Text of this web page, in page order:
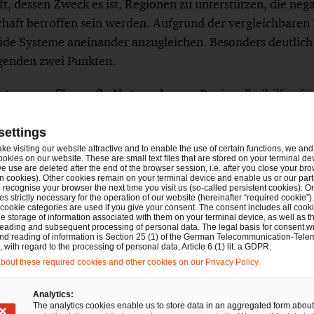
dessen Zweck es ist, Regionen zu unterstützen, die
betroffen sein werden. Aufgrund der vergleichbaren
Systeme aneinander anzugleichen. Besonders
zwei Punkten.
für große Unternehmen:Regionalbeihilfen
als nicht mit dem Binnenmarkt vereinbar
haben. Für den Nachweis des Anreizeffektes ist –
2020 – erforderlich, dass die Regionalbeihilfe für
der Produktion einer Betriebsstätte durch
zur grundlegenden Änderung des gesamten
betroffenen Produkte gewährt werden.
erfüllt werden:
muss eine Erstinvestition in einem Gebiet betreffen, das
dem JTF in Betracht kommt und in einem C-
100 % des Durchschnitts der EU-27 liegt;
visiting our website attractive and to enable the use of certain functions, we
on our website. These are small text files that are stored on your terminal
use are deleted after the end of the browser session, i.e. after you close your
cookies). Other cookies remain on your terminal device and enable us or our
recognise your browser the next time you visit us (so-called persistent cookies).
strictly necessary for the operation of our website (hereinafter “required
categories are used if you give your consent. The consent includes all
storage of information associated with them on your terminal device, as well as
and subsequent processing of personal data. The legal basis for consent
reading of information is Section 25 (1) of the German Telecommunication-
with regard to the processing of personal data, Article 6 (1) lit. a GDPR.
these required cookies and other cookies on our Privacy Policy.
Analytics:
The analytics cookies enable us to store data in an aggregated form